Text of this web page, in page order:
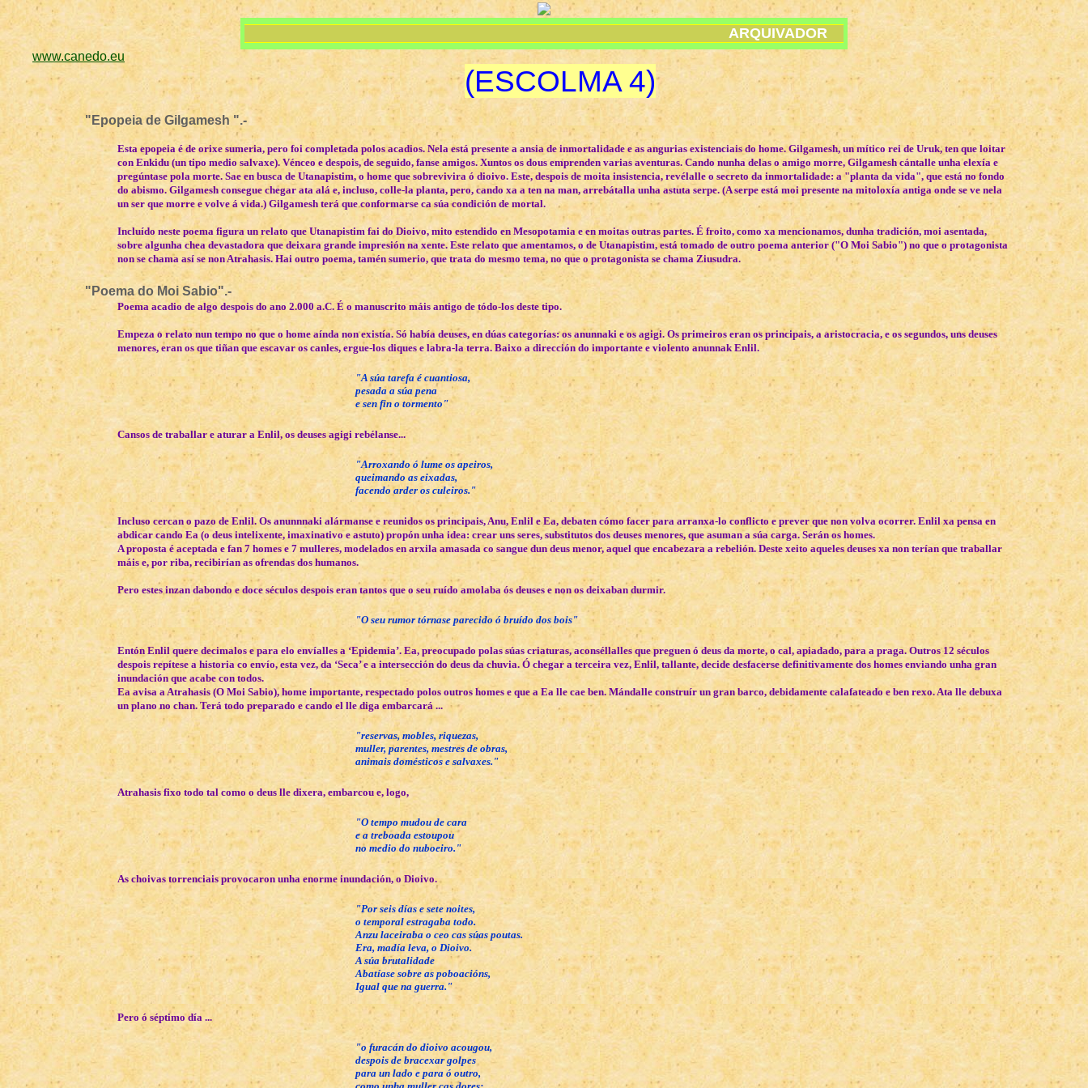
ARQUIVADOR
www.canedo.eu
(ESCOLMA 4)
"Epopeia de Gilgamesh ".-
Esta epopeia é de orixe sumeria, pero foi completada polos acadios. Nela está presente a ansia de inmortalidade e as angurias existenciais do home. Gilgamesh, un mítico rei de Uruk, ten que loitar
con Enkidu (un tipo medio salvaxe). Vénceo e despois, de seguido, fanse amigos. Xuntos os dous emprenden varias aventuras. Cando nunha delas o amigo morre, Gilgamesh cántalle unha elexía e
pregúntase pola morte. Sae en busca de Utanapistim, o home que sobrevivira ó dioivo. Este, despois de moita insistencia, revélalle o secreto da inmortalidade: a "planta da vida", que está no fondo
do abismo. Gilgamesh consegue chegar ata alá e, incluso, colle-la planta, pero, cando xa a ten na man, arrebátalla unha astuta serpe. (A serpe está moi presente na mitoloxía antiga onde se ve nela
un ser que morre e volve á vida.) Gilgamesh terá que conformarse ca súa condición de mortal.
Incluído neste poema figura un relato que Utanapistim fai do Dioivo, mito estendido en Mesopotamia e en moitas outras partes. É froito, como xa mencionamos, dunha tradición, moi asentada,
sobre algunha chea devastadora que deixara grande impresión na xente. Este relato que amentamos, o de Utanapistim, está tomado de outro poema anterior ("O Moi Sabio") no que o protagonista
non se chama así se non Atrahasis. Hai outro poema, tamén sumerio, que trata do mesmo tema, no que o protagonista se chama Ziusudra.
"Poema do Moi Sabio".-
Poema acadio de algo despois do ano 2.000 a.C. É o manuscrito máis antigo de tódo-los deste tipo.
Empeza o relato nun tempo no que o home aínda non existía. Só había deuses, en dúas categorías: osanunnaki e osagigi. Os primeiros eran os principais, a aristocracia, e os segundos, uns deuses
menores, eran os que tiñan que escavar os canles, ergue-los diques e labra-la terra. Baixo a dirección do importante e violento anunnak Enlil.
"A súa tarefa é cuantiosa,
pesada a súa pena
e sen fin o tormento"
Cansos de traballar e aturar a Enlil, os deuses agigi rebélanse...
"Arroxando ó lume os apeiros,
queimando as eixadas,
facendo arder os culeiros."
Incluso cercan o pazo de Enlil. Os anunnnaki alármanse e reunidos os principais, Anu, Enlil e Ea, debaten cómo facer para arranxa-lo conflicto e prever que non volva ocorrer. Enlil xa pensa en
abdicar cando Ea (o deus intelixente, imaxinativo e astuto) propón unha idea: crear uns seres, substitutos dos deuses menores, que asuman a súa carga. Serán oshomes.
A proposta é aceptada e fan 7 homes e 7 mulleres, modelados en arxila amasada co sangue dun deus menor, aquel que encabezara a rebelión. Deste xeito aqueles deuses xa non terían que traballar
máis e, por riba, recibirían as ofrendas dos humanos.
Pero estes inzan dabondo e doce séculos despois eran tantos que o seu ruído amolaba ós deuses e non os deixaban durmir.
"O seu rumor tórnase parecido ó bruído dos bois"
Entón Enlil quere decimalos e para elo envíalles a ‘Epidemia’. Ea, preocupado polas súas criaturas, aconséllalles que preguen ó deus da morte, o cal, apiadado, para a praga. Outros 12 séculos
despois repítese a historia co envío, esta vez, da ‘Seca’ e a intersección do deus da chuvia. Ó chegar a terceira vez, Enlil, tallante, decide desfacerse definitivamente dos homes enviando unha gran
inundación que acabe con todos.
Ea avisa a Atrahasis (O Moi Sabio), home importante, respectado polos outros homes e que a Ea lle cae ben. Mándalle construír un gran barco, debidamente calafateado e ben rexo. Ata lle debuxa
un plano no chan. Terá todo preparado e cando el lle diga embarcará ...
"reservas, mobles, riquezas,
muller, parentes, mestres de obras,
animais domésticos e salvaxes."
Atrahasis fixo todo tal como o deus lle dixera, embarcou e, logo,
"O tempo mudou de cara
e a treboada estoupou
no medio do nuboeiro."
As choivas torrenciais provocaron unha enorme inundación, o Dioivo.
"Por seis días e sete noites,
o temporal estragaba todo.
Anzu laceiraba o ceo cas súas poutas.
Era, madía leva, o Dioivo.
A súa brutalidade
Abatíase sobre as poboacións,
Igual que na guerra."
Pero ó séptimo día ...
"o furacán do dioivo acougou,
despois de bracexar golpes
para un lado e para ó outro,